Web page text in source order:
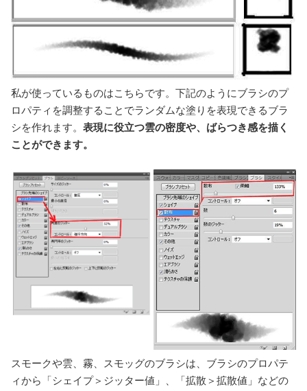
私が使っているものはこちらです。下記のようにブラシのプ
ロパティを調整することでランダムな塗りを表現できるブラ
シを作れます。 表現に役立つ雲の密度や、ばらつき感を描く
ことができます。
スモークや雲、霧、スモッグのブラシは、ブラシのプロパテ
ィから「シェイプ＞ジッター値」、「拡散＞拡散値」などの